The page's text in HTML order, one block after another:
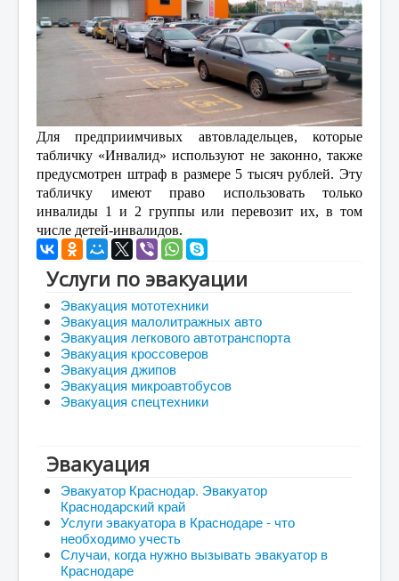
Для предприимчивых автовладельцев, которые
табличку «Инвалид» используют не законно, также
предусмотрен штраф в размере 5 тысяч рублей. Эту
табличку имеют право использовать только
инвалиды 1 и 2 группы или перевозит их, в том
числе детей-инвалидов.
Услуги по эвакуации
Эвакуация мототехники
Эвакуация малолитражных авто
Эвакуация легкового автотранспорта
Эвакуация кроссоверов
Эвакуация джипов
Эвакуация микроавтобусов
Эвакуация спецтехники
Эвакуация
Эвакуатор Краснодар. Эвакуатор
Краснодарский край
Услуги эвакуатора в Краснодаре - что
необходимо учесть
Случаи, когда нужно вызывать эвакуатор в
Краснодаре